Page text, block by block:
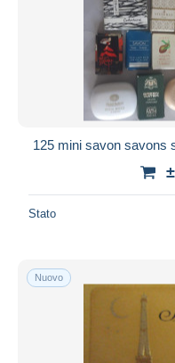
125 mini savon savons
Stato
Nuovo